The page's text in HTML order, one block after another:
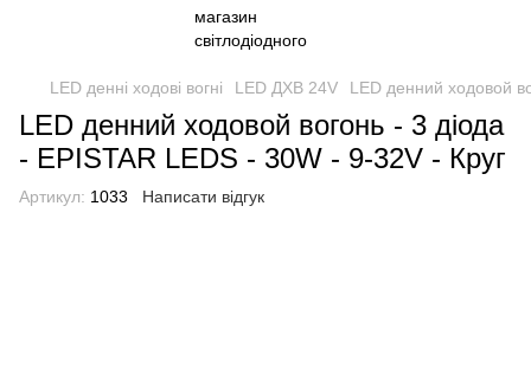
LED денні ходові вогні LED ДХВ 24V LED денний ходовой
LED денний ходовой вогонь - 3 діода
- EPISTAR LEDS - 30W - 9-32V - Круг
Артикул: 1033 Написати відгук